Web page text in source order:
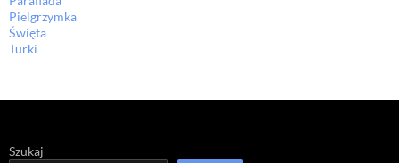
Pielgrzymka
Święta
Turki
Szukaj